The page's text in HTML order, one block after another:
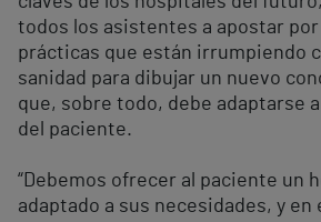
todos los asistentes a apostar
prácticas que están irrumpiendo
sanidad para dibujar un nuevo
que, sobre todo, debe adaptarse
del paciente.
“Debemos ofrecer al paciente un
adaptado a sus necesidades, y en